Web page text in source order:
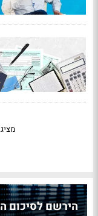
מציג דף
הירשם לסיכום